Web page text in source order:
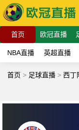
首页 欧冠直播
NBA直播 英超直播
首页 > 足球直播 > 西丁